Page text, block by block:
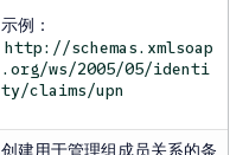
示例：
http://schemas.xmlsoap
.org/ws/2005/05/identi
ty/claims/upn